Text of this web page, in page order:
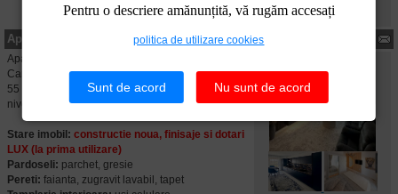
Pentru o descriere amănunțită, vă rugăm accesați
politica de utilizare cookies
Sunt de acord Nu sunt de acord
Apartament de inchiriat cu 2 camere, in Ploiesti, judetul Prahova
Apartament confort 1, decomandat in zona Nord-
Cartier MRS Gradinile. Locuinta are o suprafata de
55 mp si este situata la etajul 5 intr-un imobil cu 9
nivele, are 2 camere, baie, balcon.
Stare imobil: constructie noua, finisaje si dotari
LUX (la prima utilizare)
Pardoseli: parchet, gresie
Pereti: faianta, zugravit lavabil, tapet